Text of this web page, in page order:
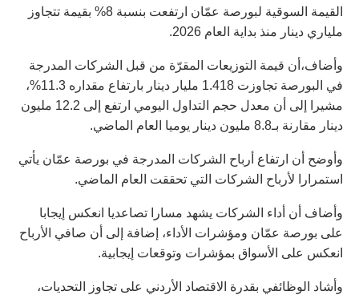
القيمة السوقية لبورصة عمّان ارتفعت بنسبة 8% بقيمة تتجاوز
ملياري دينار منذ بداية العام 2026.
وأضاف،أن قيمة التوزيعات المقرّة من قبل الشركات المدرجة
في البورصة تجاوزت 1.418 مليار دينار بارتفاع مقداره 11.3%،
مشيرا إلى أن معدل حجم التداول اليومي ارتفع إلى 12.2 مليون
دينار مقارنة بـ8.8 مليون دينار يوميا العام الماضي.
وأوضح أن ارتفاع أرباح الشركات المدرجة في بورصة عمّان يأتي
استمرارا لأرباح الشركات التي تحققت العام الماضي.
وأضاف أن أداء الشركات يشهد مسارا تصاعديا انعكس إيجابا
على بورصة عمّان ومؤشرات الأداء، إضافة إلى أن صافي الأرباح
انعكس على الأسواق بمؤشرات وتوقعات إيجابية.
وأشاد الوظائفي بقدرة الاقتصاد الأردني على تجاوز التحديات،